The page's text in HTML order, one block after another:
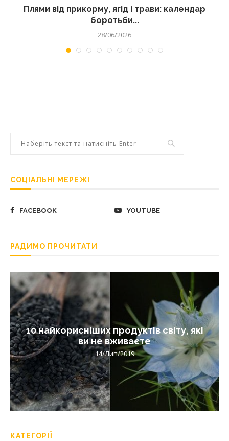
Плями від прикорму, ягід і трави: календар
боротьби...
28/06/2026
СОЦІАЛЬНІ МЕРЕЖІ
FACEBOOK YOUTUBE
РАДИМО ПРОЧИТАТИ
10 найкорисніших продуктів світу, які
ви не вживаєте
14/Лип/2019
КАТЕГОРІЇ